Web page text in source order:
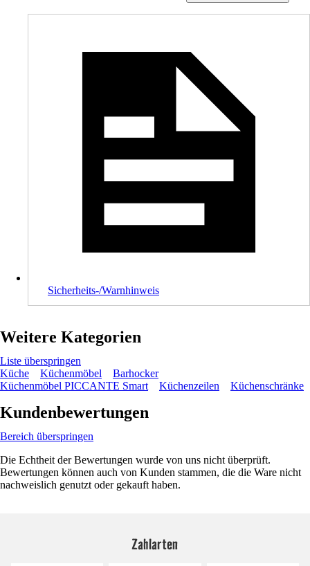
Sicherheits-/Warnhinweis
Weitere Kategorien
Liste überspringen
Küche
Küchenmöbel
Barhocker
Küchenmöbel PICCANTE Smart
Küchenzeilen Küchenschränke
Kundenbewertungen
Bereich überspringen
Die Echtheit der Bewertungen wurde von uns nicht überprüft.
Bewertungen können auch von Kunden stammen, die die Ware nicht
nachweislich genutzt oder gekauft haben.
Zahlarten